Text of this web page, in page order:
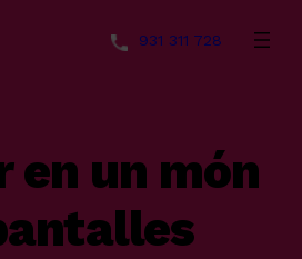
931 311 728
en un món